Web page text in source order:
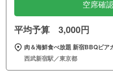
空席確
平均予算 3,000円
肉＆海鮮食べ放題 新宿BBQビア
西武新宿駅／東京都